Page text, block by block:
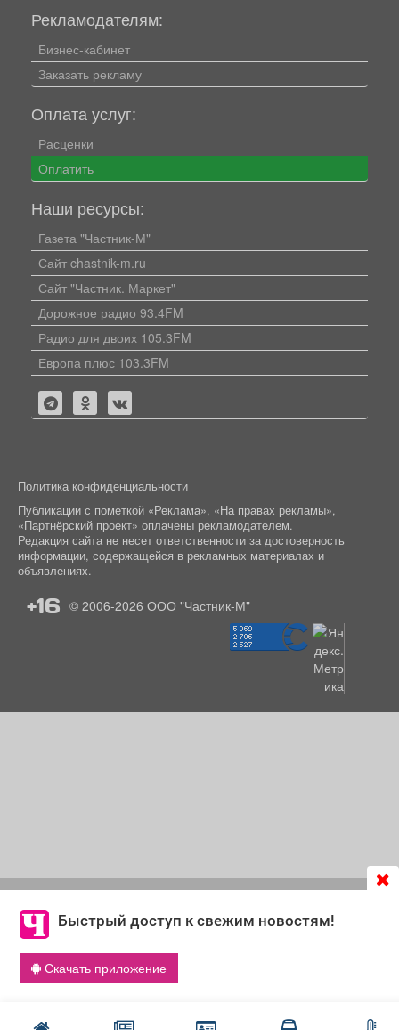
Быстрый доступ к свежим новостям!
Скачать приложение
согласие на обработку файлов cookie, которые
обеспечивают корректную работу сайта и сбора
информации для улучшения качества сервисов.
Что такое cookie
Рекламодателям:
Бизнес-кабинет
Заказать рекламу
Оплата услуг:
Расценки
Оплатить
Наши ресурсы:
Газета "Частник-М"
Сайт chastnik-m.ru
Сайт "Частник. Маркет"
Дорожное радио 93.4FM
Радио для двоих 105.3FM
Европа плюс 103.3FM
Политика конфиденциальности
Публикации с пометкой «Реклама», «На правах рекламы»,
«Партнёрский проект» оплачены рекламодателем.
Редакция сайта не несет ответственности за достоверность
информации, содержащейся в рекламных материалах и
объявлениях.
+16 © 2006-2026 ООО "Частник-М"